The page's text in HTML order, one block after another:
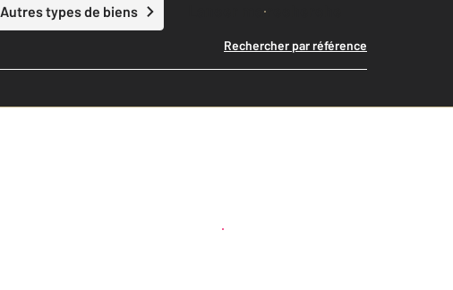
Autres types de biens Lancer ma recherche
Rechercher par référence
Créer une alerte